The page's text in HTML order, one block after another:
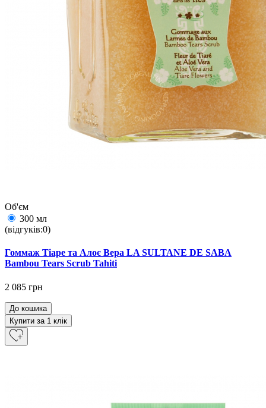
Об'єм
300 мл
(відгуків:0)
Гоммаж Тіаре та Алоє Вера LA SULTANE DE SABA
Bambou Tears Scrub Tahiti
2 085 грн
До кошика
Купити за 1 клiк